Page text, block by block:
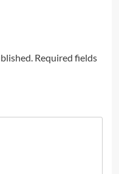
Required fields